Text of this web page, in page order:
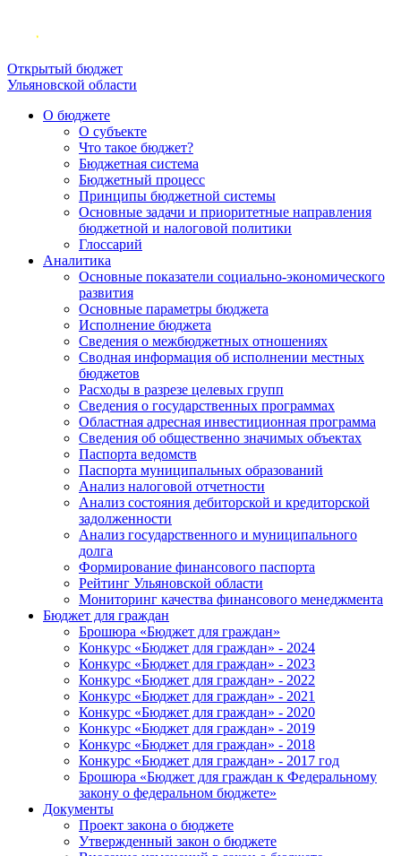
Открытый бюджет
Ульяновской области
О бюджете
О субъекте
Что такое бюджет?
Бюджетная система
Бюджетный процесс
Принципы бюджетной системы
Основные задачи и приоритетные направления
бюджетной и налоговой политики
Глоссарий
Аналитика
Основные показатели социально-экономического
развития
Основные параметры бюджета
Исполнение бюджета
Сведения о межбюджетных отношениях
Сводная информация об исполнении местных
бюджетов
Расходы в разрезе целевых групп
Сведения о государственных программах
Областная адресная инвестиционная программа
Сведения об общественно значимых объектах
Паспорта ведомств
Паспорта муниципальных образований
Анализ налоговой отчетности
Анализ состояния дебиторской и кредиторской
задолженности
Анализ государственного и муниципального
долга
Формирование финансового паспорта
Рейтинг Ульяновской области
Мониторинг качества финансового менеджмента
Бюджет для граждан
Брошюра «Бюджет для граждан»
Конкурс «Бюджет для граждан» - 2024
Конкурс «Бюджет для граждан» - 2023
Конкурс «Бюджет для граждан» - 2022
Конкурс «Бюджет для граждан» - 2021
Конкурс «Бюджет для граждан» - 2020
Конкурс «Бюджет для граждан» - 2019
Конкурс «Бюджет для граждан» - 2018
Конкурс «Бюджет для граждан» - 2017 год
Брошюра «Бюджет для граждан к Федеральному
закону о федеральном бюджете»
Документы
Проект закона о бюджете
Утвержденный закон о бюджете